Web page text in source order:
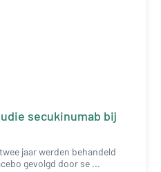
secukinumab bij
jaar werden behandeld
gevolgd door se ...